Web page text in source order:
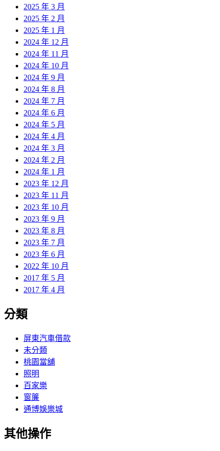
2025 年 3 月
2025 年 2 月
2025 年 1 月
2024 年 12 月
2024 年 11 月
2024 年 10 月
2024 年 9 月
2024 年 8 月
2024 年 7 月
2024 年 6 月
2024 年 5 月
2024 年 4 月
2024 年 3 月
2024 年 2 月
2024 年 1 月
2023 年 12 月
2023 年 11 月
2023 年 10 月
2023 年 9 月
2023 年 8 月
2023 年 7 月
2023 年 6 月
2022 年 10 月
2017 年 5 月
2017 年 4 月
分類
屏東汽車借款
未分類
桃園當舖
照明
百家樂
窗簾
通博娛樂城
其他操作